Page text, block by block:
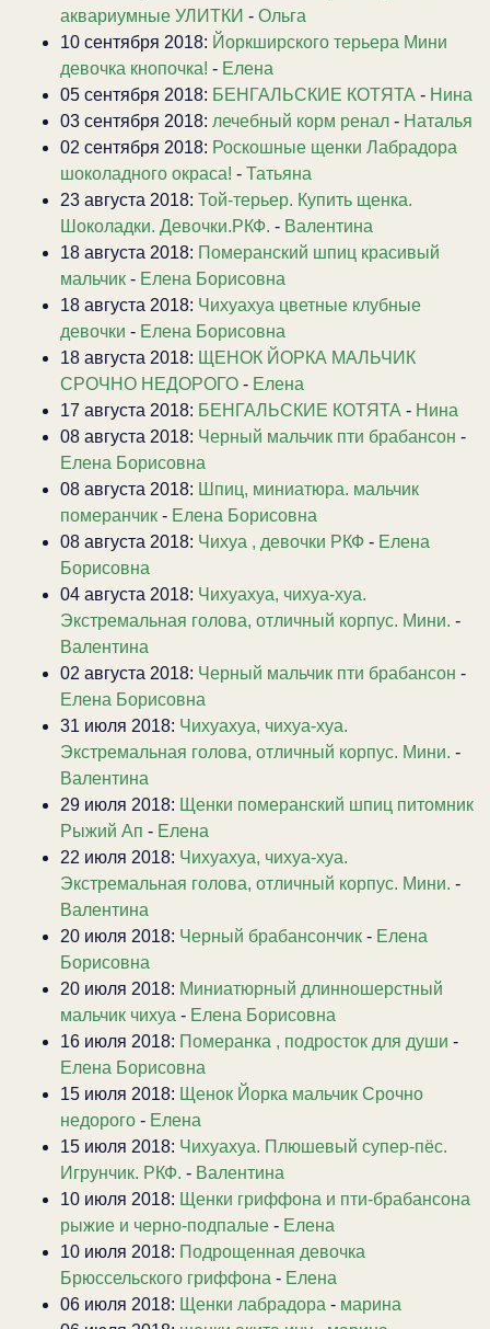
аквариумные УЛИТКИ - Ольга
10 сентября 2018: Йоркширского терьера Мини
девочка кнопочка! - Елена
05 сентября 2018: БЕНГАЛЬСКИЕ КОТЯТА - Нина
03 сентября 2018: лечебный корм ренал - Наталья
02 сентября 2018: Роскошные щенки Лабрадора
шоколадного окраса! - Татьяна
23 августа 2018: Той-терьер. Купить щенка.
Шоколадки. Девочки.РКФ. - Валентина
18 августа 2018: Померанский шпиц красивый
мальчик - Елена Борисовна
18 августа 2018: Чихуахуа цветные клубные
девочки - Елена Борисовна
18 августа 2018: ЩЕНОК ЙОРКА МАЛЬЧИК
СРОЧНО НЕДОРОГО - Елена
17 августа 2018: БЕНГАЛЬСКИЕ КОТЯТА - Нина
08 августа 2018: Черный мальчик пти брабансон -
Елена Борисовна
08 августа 2018: Шпиц, миниатюра. мальчик
померанчик - Елена Борисовна
08 августа 2018: Чихуа , девочки РКФ - Елена
Борисовна
04 августа 2018: Чихуахуа, чихуа-хуа.
Экстремальная голова, отличный корпус. Мини. -
Валентина
02 августа 2018: Черный мальчик пти брабансон -
Елена Борисовна
31 июля 2018: Чихуахуа, чихуа-хуа.
Экстремальная голова, отличный корпус. Мини. -
Валентина
29 июля 2018: Щенки померанский шпиц питомник
Рыжий Ап - Елена
22 июля 2018: Чихуахуа, чихуа-хуа.
Экстремальная голова, отличный корпус. Мини. -
Валентина
20 июля 2018: Черный брабансончик - Елена
Борисовна
20 июля 2018: Миниатюрный длинношерстный
мальчик чихуа - Елена Борисовна
16 июля 2018: Померанка , подросток для души -
Елена Борисовна
15 июля 2018: Щенок Йорка мальчик Срочно
недорого - Елена
15 июля 2018: Чихуахуа. Плюшевый супер-пёс.
Игрунчик. РКФ. - Валентина
10 июля 2018: Щенки гриффона и пти-брабансона
рыжие и черно-подпалые - Елена
10 июля 2018: Подрощенная девочка
Брюссельского гриффона - Елена
06 июля 2018: Щенки лабрадора - марина